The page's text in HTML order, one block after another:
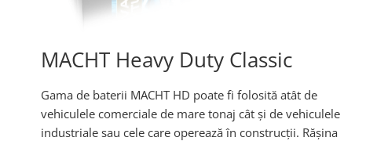
MACHT Heavy Duty Classic
Gama de baterii MACHT HD poate fi folosită atât de
vehiculele comerciale de mare tonaj cât și de vehiculele
industriale sau cele care operează în construcții. Rășina